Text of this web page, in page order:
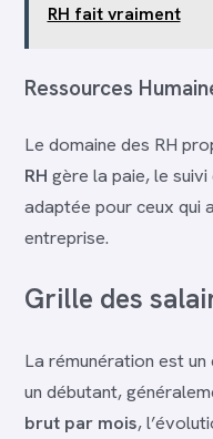
RH fait vraiment
Ressources
Le domaine des RH
RH gère la paie, le
adaptée pour ceux qui
entreprise.
Grille des
La rémunération est
un débutant,
brut par mois,